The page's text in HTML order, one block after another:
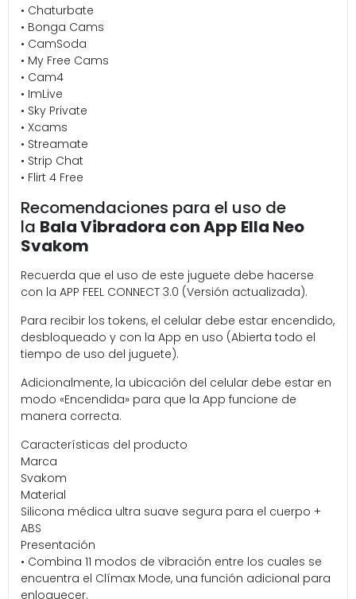
• Chaturbate
• Bonga Cams
• CamSoda
• My Free Cams
• Cam4
• ImLive
• Sky Private
• Xcams
• Streamate
• Strip Chat
• Flirt 4 Free
Recomendaciones para el uso de
la Bala Vibradora con App Ella Neo
Svakom
Recuerda que el uso de este juguete debe hacerse
con la APP FEEL CONNECT 3.0 (Versión actualizada).
Para recibir los tokens, el celular debe estar encendido,
desbloqueado y con la App en uso (Abierta todo el
tiempo de uso del juguete).
Adicionalmente, la ubicación del celular debe estar en
modo «Encendida» para que la App funcione de
manera correcta.
Características del producto
Marca
Svakom
Material
Silicona médica ultra suave segura para el cuerpo +
ABS
Presentación
• Combina 11 modos de vibración entre los cuales se
encuentra el Clímax Mode, una función adicional para
enloquecer.